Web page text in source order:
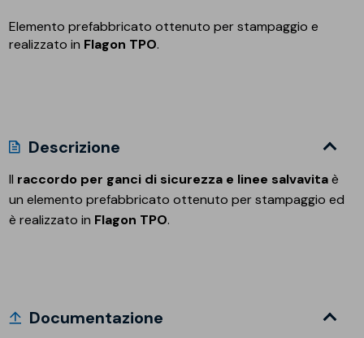
Elemento prefabbricato ottenuto per stampaggio e
realizzato in Flagon TPO.
Descrizione
Il raccordo per ganci di sicurezza e linee salvavitaè
un elemento prefabbricato ottenuto per stampaggio ed
è realizzato in Flagon TPO.
Documentazione